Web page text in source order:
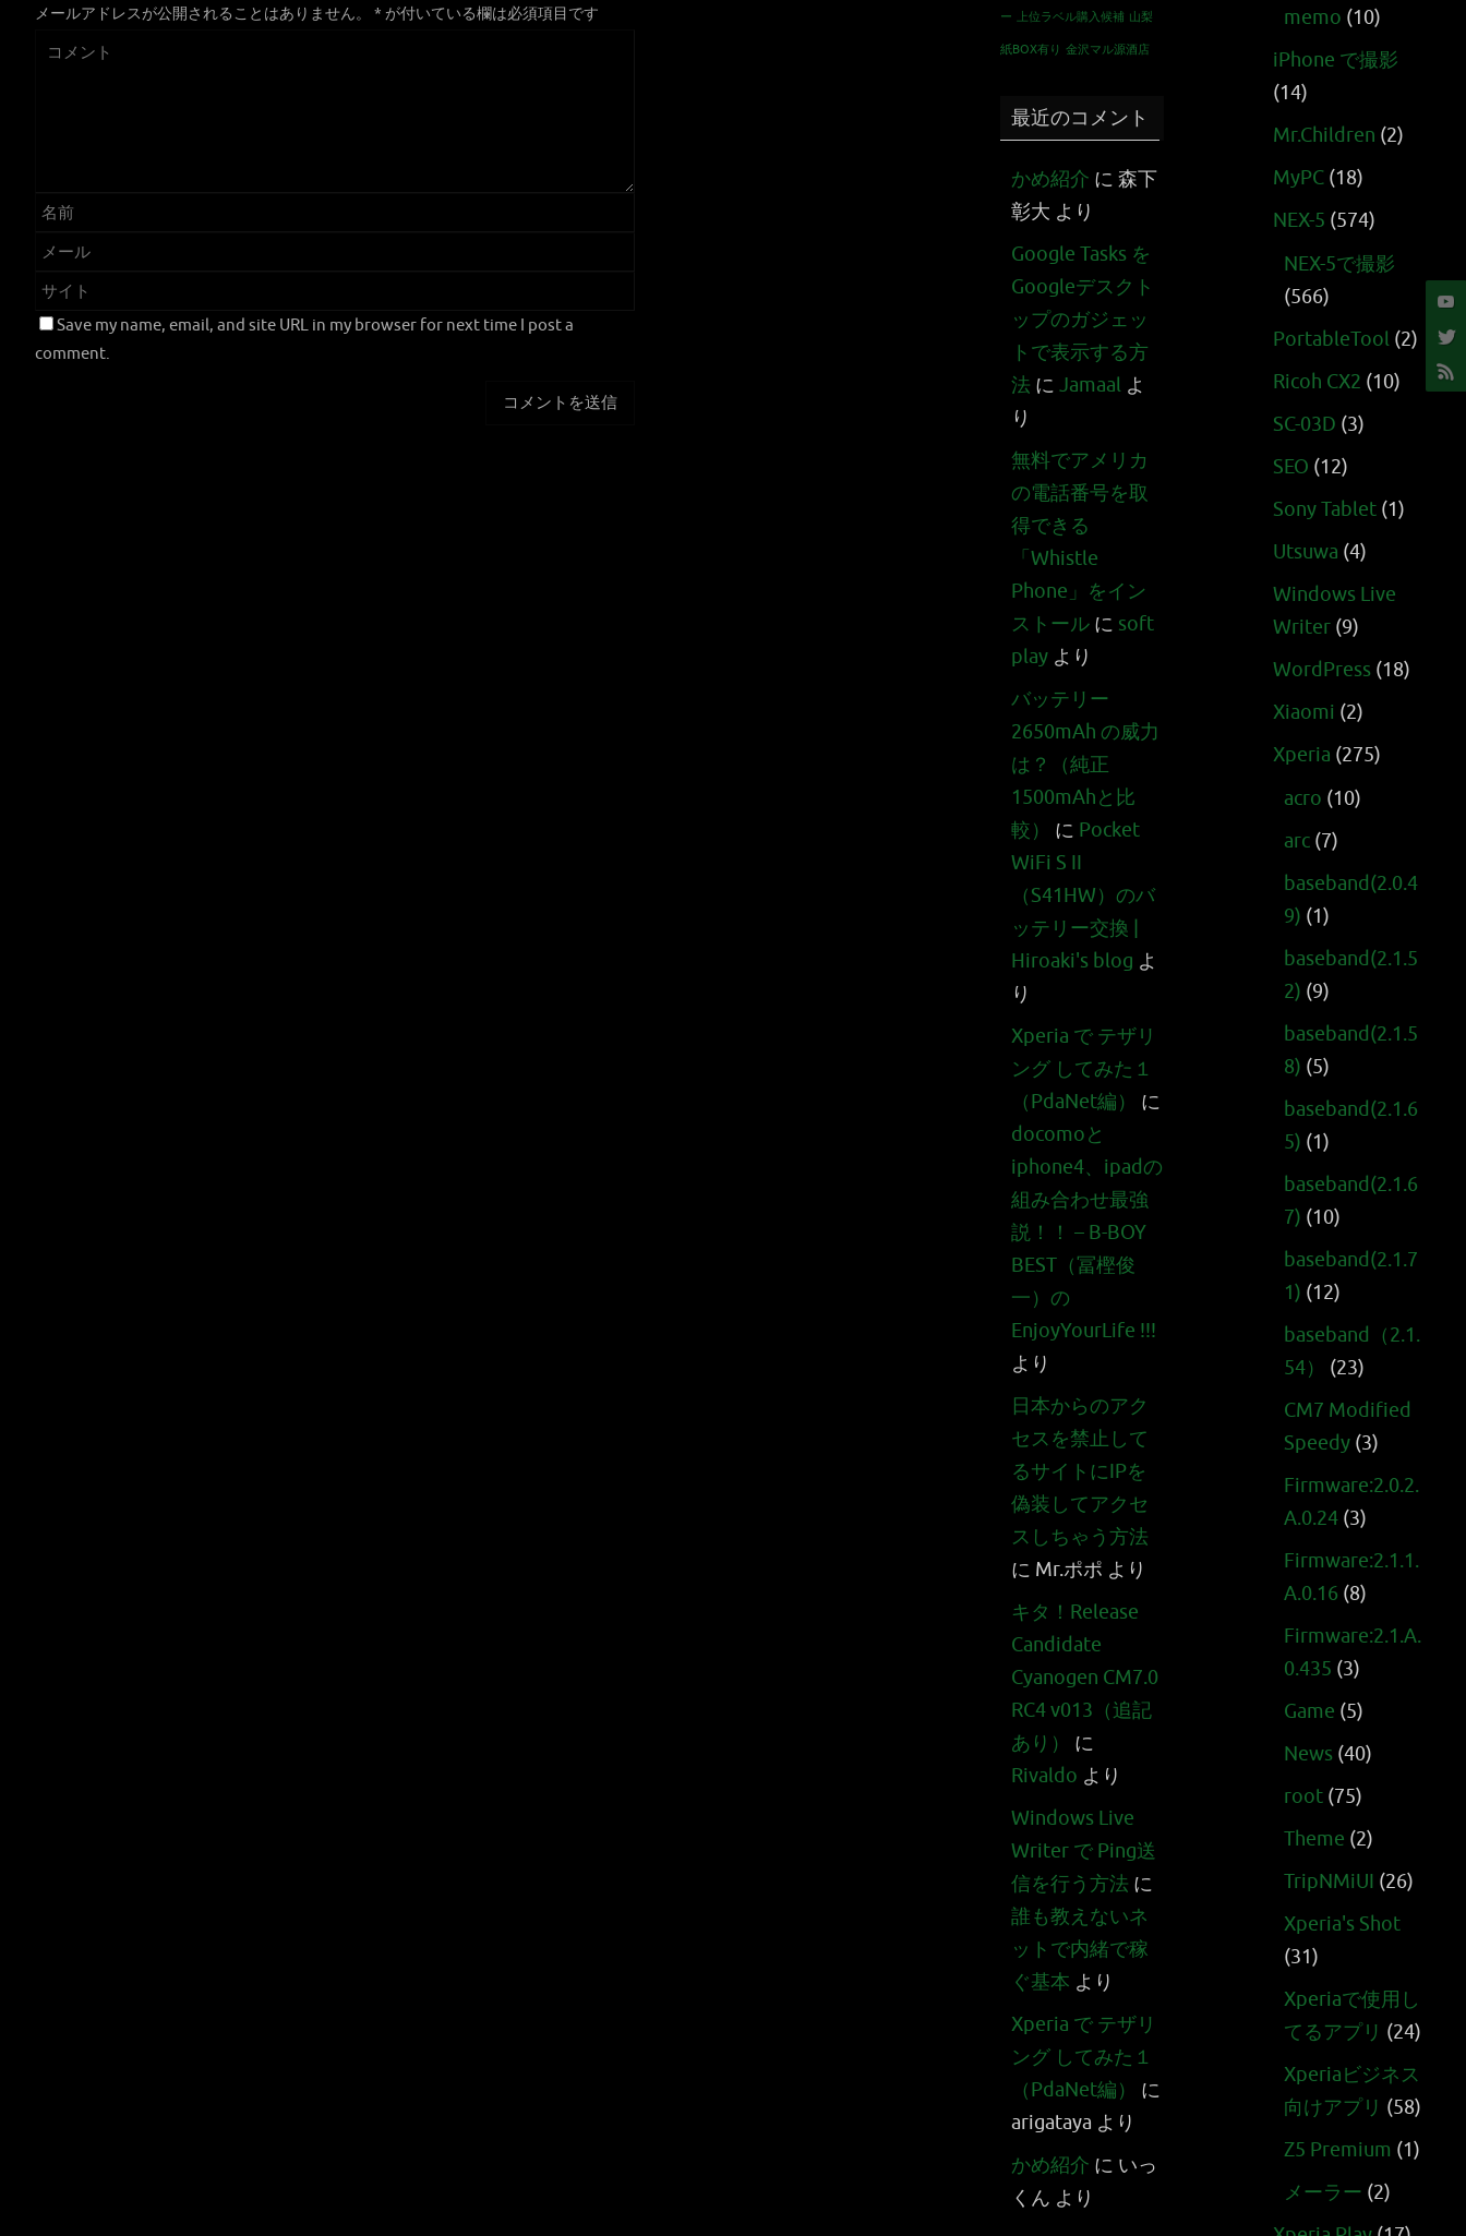
メールアドレスが公開されることはありません。 * が付いている欄は必須項目です
Save my name, email, and site URL in my browser for next time I post a
comment.
ー 上位ラベル購入候補 山梨
紙BOX有り 金沢マル源酒店
最近のコメント
かめ紹介 に 森下
彰大 より
Google Tasks を
Googleデスクト
ップのガジェッ
トで表示する方
法 に Jamaal よ
り
無料でアメリカ
の電話番号を取
得できる
「Whistle
Phone」をイン
ストール に soft
play より
バッテリー
2650mAh の威力
は？（純正
1500mAhと比
較）
に Pocket
WiFi S II
（S41HW）のバ
ッテリー交換 |
Hiroaki's blog よ
り
Xperia で テザリ
ング してみた１
（PdaNet編）
に
docomoと
iphone4、ipadの
組み合わせ最強
説！！ – B-BOY
BEST（冨樫俊
一）の
EnjoyYourLife !!!
より
日本からのアク
セスを禁止して
るサイトにIPを
偽装してアクセ
スしちゃう方法
に Mr.ポポ より
キタ！Release
Candidate
Cyanogen CM7.0
RC4 v013（追記
あり）
に
Rivaldo より
Windows Live
Writer で Ping送
信を行う方法 に
誰も教えないネ
ットで内緒で稼
ぐ基本 より
Xperia で テザリ
ング してみた１
（PdaNet編）
に
arigataya より
かめ紹介 に いっ
くん より
memo (10)
iPhone で撮影
(14)
Mr.Children (2)
MyPC (18)
NEX-5 (574)
NEX-5で撮影
(566)
PortableTool (2)
Ricoh CX2 (10)
SC-03D (3)
SEO (12)
Sony Tablet (1)
Utsuwa (4)
Windows Live
Writer (9)
WordPress (18)
Xiaomi (2)
Xperia (275)
acro (10)
arc (7)
baseband(2.0.4
9) (1)
baseband(2.1.5
2) (9)
baseband(2.1.5
8) (5)
baseband(2.1.6
5) (1)
baseband(2.1.6
7) (10)
baseband(2.1.7
1) (12)
baseband（2.1.
54）
(23)
CM7 Modified
Speedy (3)
Firmware:2.0.2.
A.0.24 (3)
Firmware:2.1.1.
A.0.16 (8)
Firmware:2.1.A.
0.435 (3)
Game (5)
News (40)
root (75)
Theme (2)
TripNMiUI (26)
Xperia's Shot
(31)
Xperiaで使用し
てるアプリ (24)
Xperiaビジネス
向けアプリ (58)
Z5 Premium (1)
メーラー (2)